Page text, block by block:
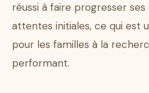
réussi à faire progresser
attentes initiales, ce qui est
pour les familles à la
performant.